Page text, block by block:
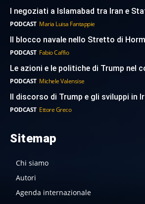
I negoziati a Islamabad tra Iran e
PODCAST Maria Luisa Fantappie
Il blocco navale nello Stretto di
PODCAST Fabio Caffio
Le azioni e le politiche di Trump nel
PODCAST Michele Valensise
Il discorso di Trump e gli sviluppi in
PODCAST Ettore Greco
Sitemap
Chi siamo
Autori
Agenda internazionale